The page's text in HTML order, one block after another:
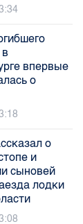
впервые
о
о
и
сыновей
лодки